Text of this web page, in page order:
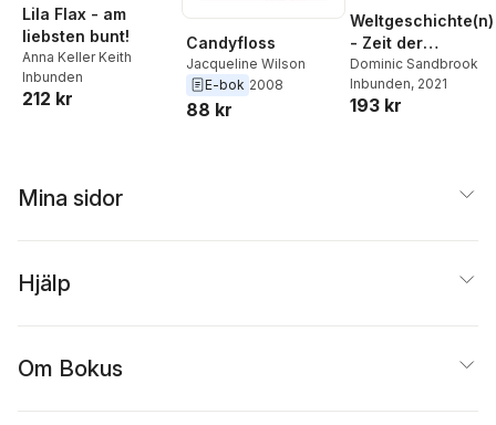
Lila Flax - am
liebsten bunt!
Anna Keller Keith
Inbunden
212 kr
Candyfloss
Jacqueline Wilson
E-bok 2008
88 kr
Weltgeschichte(n)
- Zeit der
Finsternis: Der
Zweite Weltkrieg
Dominic Sandbrook
Inbunden, 2021
193 kr
Mina sidor
Hjälp
Om Bokus